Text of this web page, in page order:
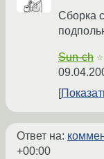
Сборка
Sun-ch ☆
Ответ на:
+00:00